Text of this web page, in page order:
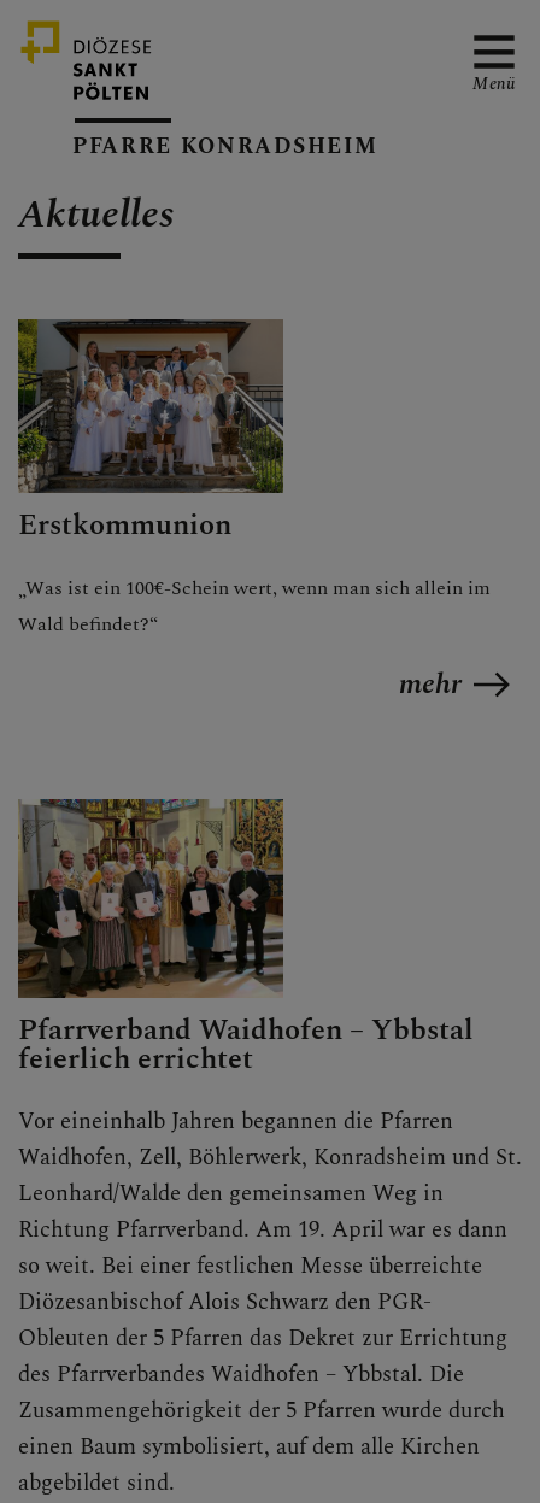
PFARRVERBAND-SEITE
GOTTESDIENSTORDNUN
G
TERMINKALENDER
PFARRBRIEFE
TEAM
GESCHICHTE DER
PFARRE
LINKS
PFARRE KONRADSHEIM
Menü
Aktuelles
Erstkommunion
„Was ist ein 100€-Schein wert, wenn man sich allein im
Wald befindet?“
mehr
Pfarrverband Waidhofen – Ybbstal
feierlich errichtet
Vor eineinhalb Jahren begannen die Pfarren
Waidhofen, Zell, Böhlerwerk, Konradsheim und St.
Leonhard/Walde den gemeinsamen Weg in
Richtung Pfarrverband. Am 19. April war es dann
so weit. Bei einer festlichen Messe überreichte
Diözesanbischof Alois Schwarz den PGR-
Obleuten der 5 Pfarren das Dekret zur Errichtung
des Pfarrverbandes Waidhofen – Ybbstal. Die
Zusammengehörigkeit der 5 Pfarren wurde durch
einen Baum symbolisiert, auf dem alle Kirchen
abgebildet sind.